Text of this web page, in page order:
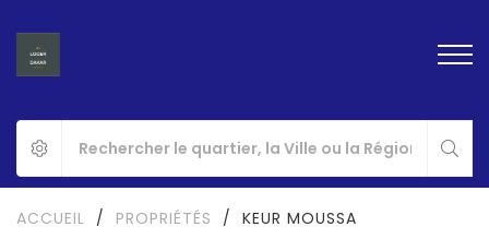
ACCUEIL / PROPRIÉTÉS / KEUR MOUSSA